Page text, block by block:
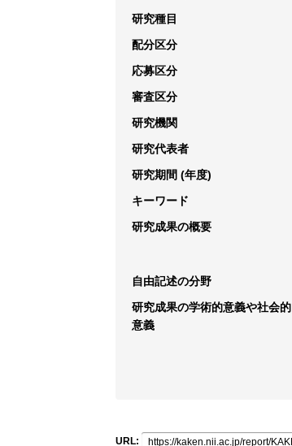
研究種目
配分区分
応募区分
審査区分
研究機関
研究代表者
研究期間 (年度)
キーワード
研究成果の概要
自由記述の分野
研究成果の学術的意義や社会的
意義
URL: